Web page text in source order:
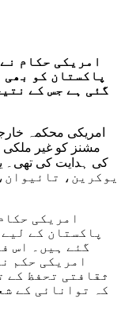
امریکی حکام
پاکستان کو
گئی ہے جس کے
امریکی محکمہ
مشنز کو غیر ملکی
یوکرین،
امریکی
پاکستان کے
گئے ہیں۔ اس
امریکی حکم
ثقافتی تحفظ کے
کہ توانائی کے